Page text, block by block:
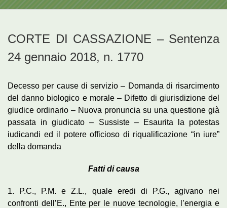
CORTE DI CASSAZIONE – Sentenza
24 gennaio 2018, n. 1770
Decesso per cause di servizio – Domanda di risarcimento
del danno biologico e morale – Difetto di giurisdizione del
giudice ordinario – Nuova pronuncia su una questione già
passata in giudicato – Sussiste – Esaurita la potestas
iudicandi ed il potere officioso di riqualificazione “in iure”
della domanda
Fatti di causa
1. P.C., P.M. e Z.L., quale eredi di P.G., agivano nei
confronti dell’E., Ente per le nuove tecnologie, l’energia e